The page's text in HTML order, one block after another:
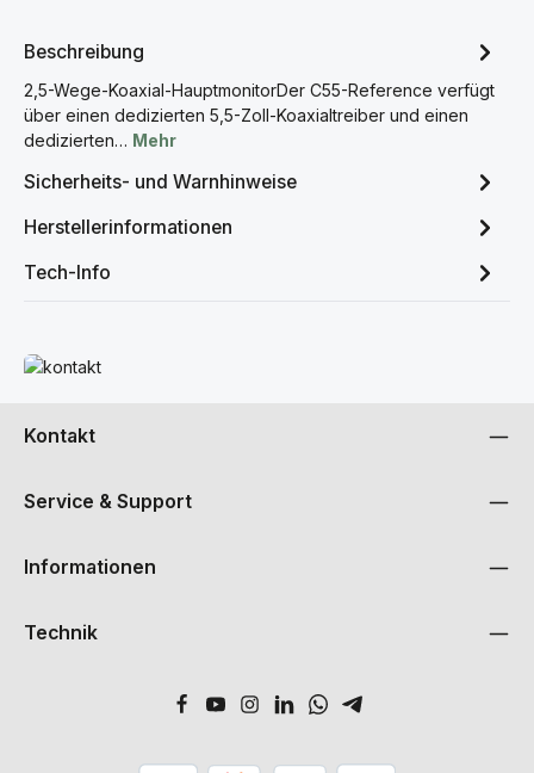
Beschreibung
2,5-Wege-Koaxial-HauptmonitorDer C55-Reference verfügt
über einen dedizierten 5,5-Zoll-Koaxialtreiber und einen
dedizierten… Mehr
Sicherheits- und Warnhinweise
Herstellerinformationen
Tech-Info
Mehr erfahren
Kontakt
Service & Support
Informationen
Technik